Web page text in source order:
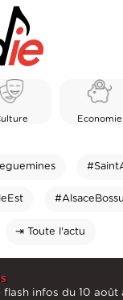
Economie
⇥ Toute l'actu
flash infos du 10 août